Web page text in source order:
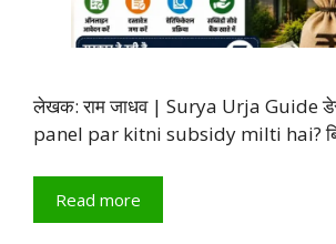
लेखक: राम जाधव | Surya Urja Guide
panel par kitni subsidy milti hai?
Read more